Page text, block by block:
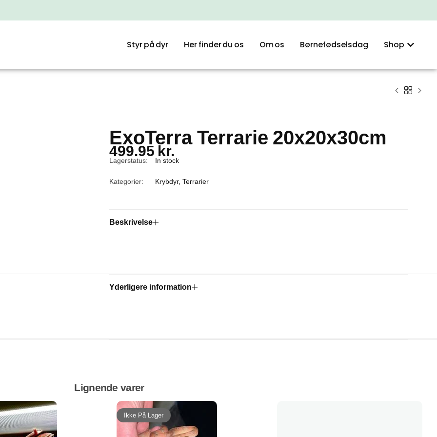
Styr på dyr Her finder du os Om os Børnefødselsdag Shop
ExoTerra Terrarie 20x20x30cm
499.95 kr.
Lagerstatus: In stock
Kategorier: Krybdyr, Terrarier
Beskrivelse
Yderligere information
Lignende varer
Ikke På Lager